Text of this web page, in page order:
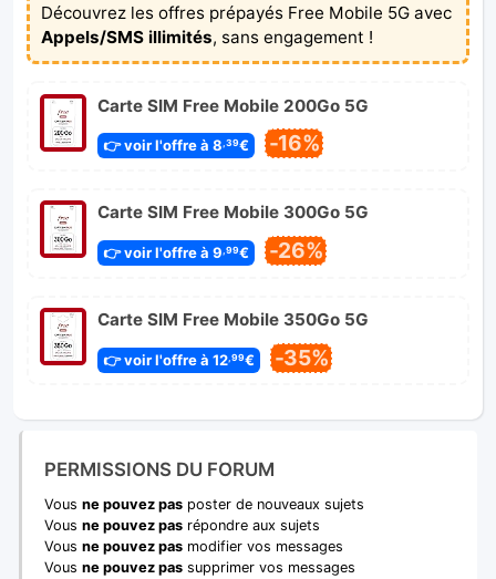
Découvrez les offres prépayés Free Mobile 5G avec
Appels/SMS illimités, sans engagement !
Carte SIM Free Mobile 200Go 5G
👉 voir l'offre à 8 ,39€ -16%
Carte SIM Free Mobile 300Go 5G
👉 voir l'offre à 9 ,99€ -26%
Carte SIM Free Mobile 350Go 5G
👉 voir l'offre à 12,99€ -35%
PERMISSIONS DU FORUM
Vous ne pouvez pas poster de nouveaux sujets
Vous ne pouvez pas répondre aux sujets
Vous ne pouvez pas modifier vos messages
Vous ne pouvez pas supprimer vos messages